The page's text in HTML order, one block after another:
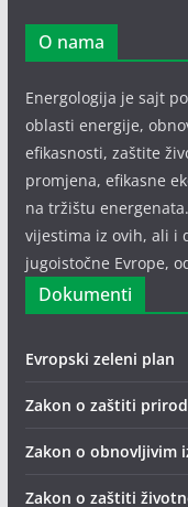
O nama
Energologija je sajt
oblasti energije,
efikasnosti, zaštite
promjena, efikasne
na tržištu
vijestima iz ovih, ali i
jugoistočne Evrope,
Dokumenti
Evropski zeleni plan
Zakon o zaštiti
Zakon o obnovljivim
Zakon o zaštiti